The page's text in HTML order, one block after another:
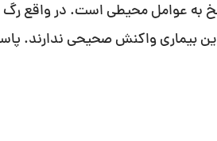
به عوامل محیطی است. در واقع رگ
بیماری واکنش صحیحی ندارند.